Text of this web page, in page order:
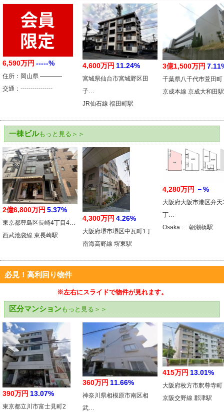
6,590万円 -----%
住所：岡山県 -----------
交通：----------------
4,600万円 11.24%
宮城県仙台市宮城野区田
子…
JR仙石線 福田町駅
3億1,500万円
千葉県八千代市萱田町
京成本線 京成大和田駅
一棟ビルもっと見る＞＞
2億6,800万円 5.37%
東京都豊島区長崎4丁目4…
西武池袋線 東長崎駅
4,300万円 4.26%
大阪府堺市堺区中瓦町1丁
南海高野線 堺東駅
4,280万円 －%
大阪府大阪市港区弁天
丁…
Osaka … 朝潮橋駅
必見！高利回り物件
※左右にスライドで物件が見れます。
区分マンションもっと見る＞＞
390万円 13.07%
東京都立川市富士見町2
360万円 11.66%
神奈川県相模原市南区相
武…
415万円 13.01%
大阪府枚方市釈尊寺町
京阪交野線 郡津駅